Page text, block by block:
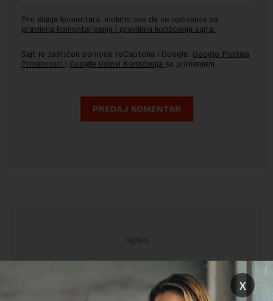
Pre slanja komentara, molimo vas da se upoznate sa
pravilima komentarisanja i pravilima korišćenja sajta.
Sajt je zaštićen pomocu reCaptcha i Google. Google Politika
Privatnosti i Google Uslovi Korišćenja su primenjeni.
x